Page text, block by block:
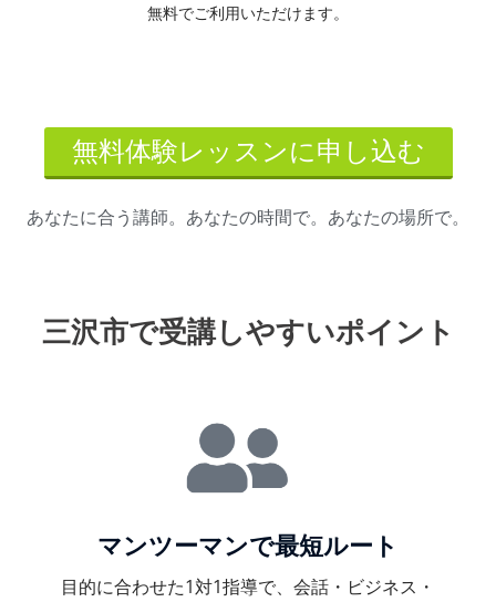
無料でご利用いただけます。
無料体験レッスンに申し込む
あなたに合う講師。あなたの時間で。あなたの場所で。
三沢市で受講しやすいポイント
マンツーマンで最短ルート
目的に合わせた1対1指導で、会話・ビジネス・